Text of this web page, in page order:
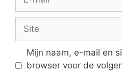
mail
Mijn naam, e-mail en
browser voor de